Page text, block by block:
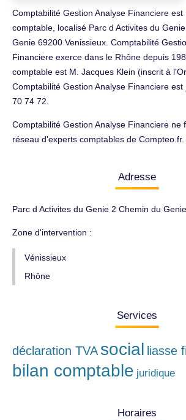
Comptabilité Gestion Analyse Financiere
comptable, localisé Parc d Activites du
Genie 69200 Venissieux. Comptabilité
Financiere exerce dans le Rhône depuis
comptable est M. Jacques Klein (inscrit à
Comptabilité Gestion Analyse Financiere
70 74 72.
Comptabilité Gestion Analyse Financiere ne
réseau d'experts comptables de Compteo.fr.
Adresse
Parc d Activites du Genie 2 Chemin du
Zone d'intervention :
Vénissieux
Rhône
Services
déclaration TVA social liasse
bilan comptable juridique
Horaires